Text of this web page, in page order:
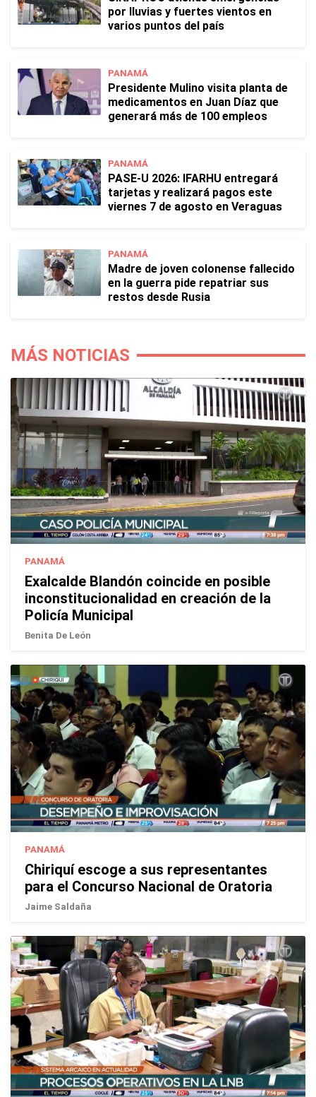
por lluvias y fuertes vientos en
varios puntos del país
PANAMÁ
Presidente Mulino visita planta de
medicamentos en Juan Díaz que
generará más de 100 empleos
PANAMÁ
PASE-U 2026: IFARHU entregará
tarjetas y realizará pagos este
viernes 7 de agosto en Veraguas
PANAMÁ
Madre de joven colonense fallecido
en la guerra pide repatriar sus
restos desde Rusia
MÁS NOTICIAS
PANAMÁ
Exalcalde Blandón coincide en posible
inconstitucionalidad en creación de la
Policía Municipal
Benita De León
PANAMÁ
Chiriquí escoge a sus representantes
para el Concurso Nacional de Oratoria
Jaime Saldaña